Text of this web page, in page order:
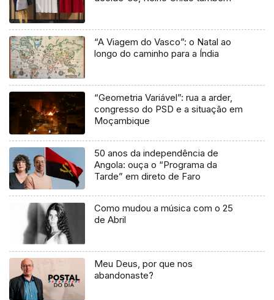
“A Viagem do Vasco”: o Natal ao
longo do caminho para a Índia
“Geometria Variável”: rua a arder,
congresso do PSD e a situação em
Moçambique
50 anos da independência de
Angola: ouça o “Programa da
Tarde” em direto de Faro
Como mudou a música com o 25
de Abril
Meu Deus, por que nos
abandonaste?